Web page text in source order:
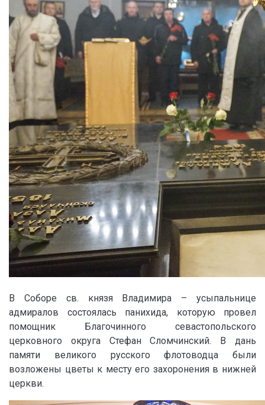
В Соборе св. князя Владимира – усыпальнице
адмиралов состоялась панихида, которую провел
помощник Благочинного севастопольского
церковного округа Стефан Сломчинский. В дань
памяти великого русского флотоводца были
возложены цветы к месту его захоронения в нижней
церкви.